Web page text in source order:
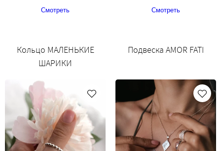
Смотреть Смотреть
Кольцо МАЛЕНЬКИЕ
ШАРИКИ
Подвеска AMOR FATI